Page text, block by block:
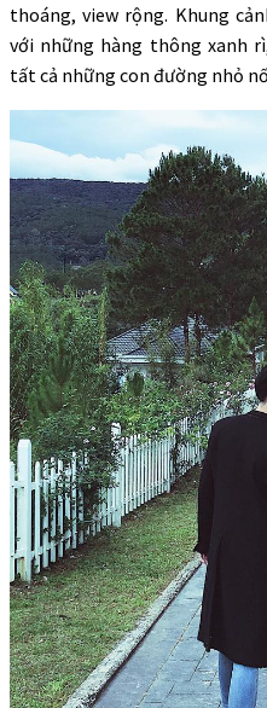
thoáng, view rộng. Khung
với những hàng thông xanh
tất cả những con đường nhỏ